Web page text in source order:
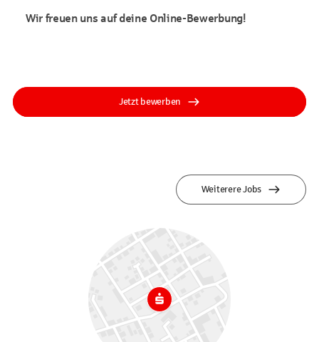
Wir freuen uns auf deine Online-Bewerbung!
Jetzt bewerben
Weiterere Jobs